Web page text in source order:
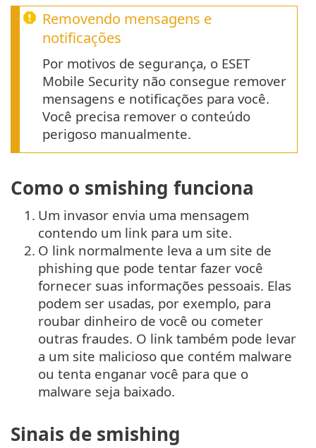
Removendo mensagens e
notificações
Por motivos de segurança, o ESET
Mobile Security não consegue remover
mensagens e notificações para você.
Você precisa remover o conteúdo
perigoso manualmente.
Como o smishing funciona
1. Um invasor envia uma mensagem
contendo um link para um site.
2. O link normalmente leva a um site de
phishing que pode tentar fazer você
fornecer suas informações pessoais. Elas
podem ser usadas, por exemplo, para
roubar dinheiro de você ou cometer
outras fraudes. O link também pode levar
a um site malicioso que contém malware
ou tenta enganar você para que o
malware seja baixado.
Sinais de smishing